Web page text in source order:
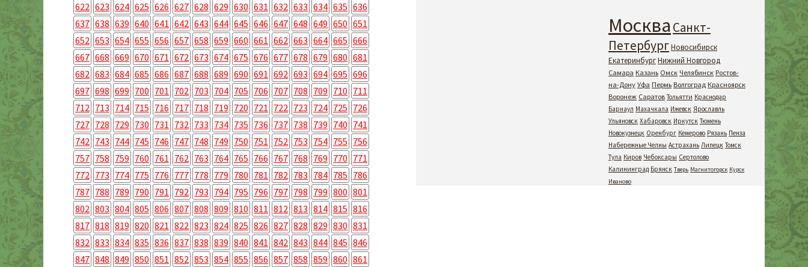
622 623 624 625 626 627 628 629 630 631 632 633 634 635 636
637 638 639 640 641 642 643 644 645 646 647 648 649 650 651
652 653 654 655 656 657 658 659 660 661 662 663 664 665 666
667 668 669 670 671 672 673 674 675 676 677 678 679 680 681
682 683 684 685 686 687 688 689 690 691 692 693 694 695 696
697 698 699 700 701 702 703 704 705 706 707 708 709 710 711
712 713 714 715 716 717 718 719 720 721 722 723 724 725 726
727 728 729 730 731 732 733 734 735 736 737 738 739 740 741
742 743 744 745 746 747 748 749 750 751 752 753 754 755 756
757 758 759 760 761 762 763 764 765 766 767 768 769 770 771
772 773 774 775 776 777 778 779 780 781 782 783 784 785 786
787 788 789 790 791 792 793 794 795 796 797 798 799 800 801
802 803 804 805 806 807 808 809 810 811 812 813 814 815 816
817 818 819 820 821 822 823 824 825 826 827 828 829 830 831
832 833 834 835 836 837 838 839 840 841 842 843 844 845 846
847 848 849 850 851 852 853 854 855 856 857 858 859 860 861
Москва Санкт-
ПетербургНовосибирск
ЕкатеринбургНижний Новгород
Самара Казань Омск Челябинск Ростов-
на-Дону Уфа Пермь Волгоград Красноярск
Воронеж Саратов Тольятти Краснодар
Барнаул Махачкала Ижевск Ярославль
Ульяновск Хабаровск Иркутск Тюмень
Новокузнецк Оренбург Кемерово Рязань Пенза
Набережные Челны Астрахань Липецк Томск
Тула Киров Чебоксары Сертолово
Калининград Брянск Тверь Магнитогорск Курск
Иваново